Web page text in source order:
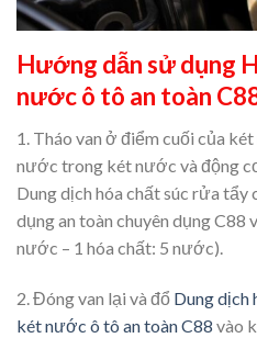
Hướng dẫn sử dụng
nước ô tô an toàn
1. Tháo van ở điểm cuối của
nước trong két nước và động
Dung dịch hóa chất súc rửa tẩy
dụng an toàn chuyên dụng
nước – 1 hóa chất: 5 nước).
2. Đóng van lại và đổ Dung dịch
két nước ô tô an toàn C88 vào